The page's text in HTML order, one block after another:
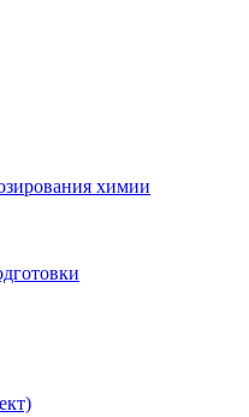
химии